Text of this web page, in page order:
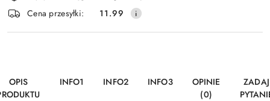
Wyślij
dostawa
Cena przesyłki:
11.99
OPIS
INFO1 INFO2 INFO3
OPINIE
(0)
ZADAJ